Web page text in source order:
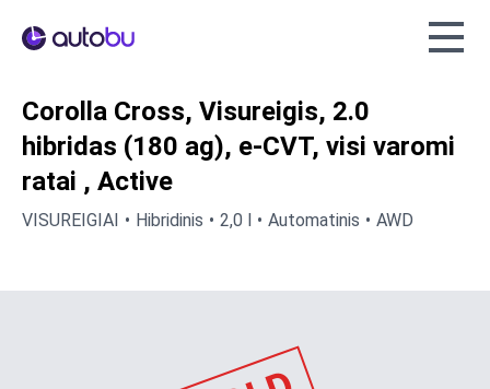
Autobu.eu
Corolla Cross, Visureigis, 2.0
hibridas (180 ag), e-CVT, visi varomi
ratai , Active
VISUREIGIAI Hibridinis 2,0 l Automatinis AWD